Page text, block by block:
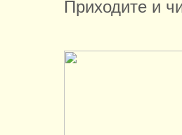
Приходите и